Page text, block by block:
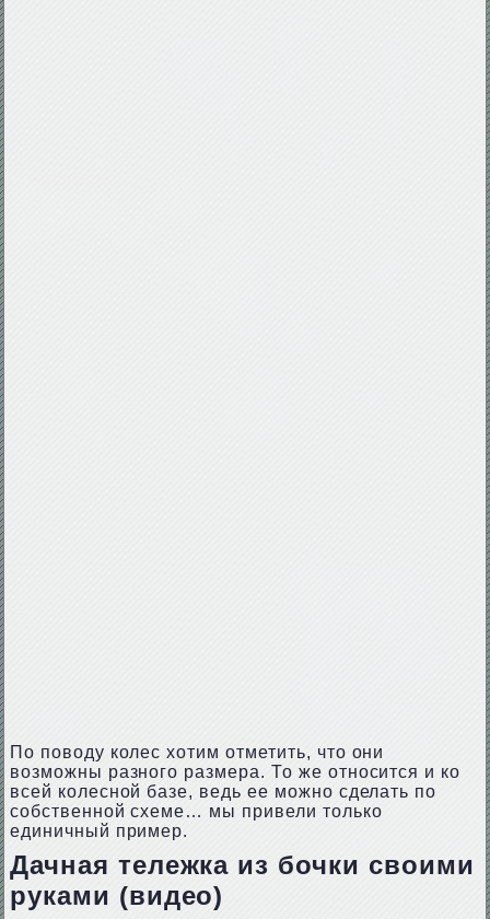
По поводу колес хотим отметить, что они
возможны разного размера. То же относится и ко
всей колесной базе, ведь ее можно сделать по
собственной схеме… мы привели только
единичный пример.
Дачная тележка из бочки своими
руками (видео)